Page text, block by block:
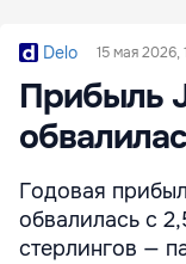
Delo 15 мая 2026,
Прибыль
Годовая
обвалилась с
стерлингов —